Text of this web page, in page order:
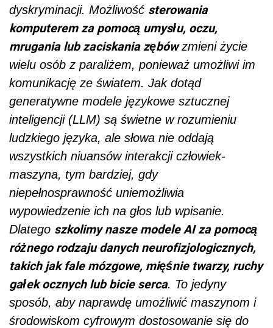
dyskryminacji. Możliwość sterowania
komputerem za pomocą umysłu, oczu,
mrugania lub zaciskania zębówzmieni życie
wielu osób z paraliżem, ponieważ umożliwi im
komunikację ze światem. Jak dotąd
generatywne modele językowe sztucznej
inteligencji (LLM) są świetne w rozumieniu
ludzkiego języka, ale słowa nie oddają
wszystkich niuansów interakcji człowiek-
maszyna, tym bardziej, gdy
niepełnosprawność uniemożliwia
wypowiedzenie ich na głos lub wpisanie.
Dlatego szkolimy nasze modele AI za pomocą
różnego rodzaju danych neurofizjologicznych,
takich jak fale mózgowe, mięśnie twarzy, ruchy
gałek ocznych lub bicie serca. To jedyny
sposób, aby naprawdę umożliwić maszynom i
środowiskom cyfrowym dostosowanie się do